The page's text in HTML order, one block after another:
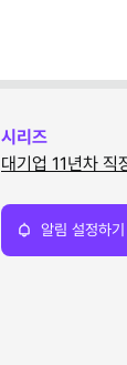
시리즈
대기업 11년차 직
알림 설정하기